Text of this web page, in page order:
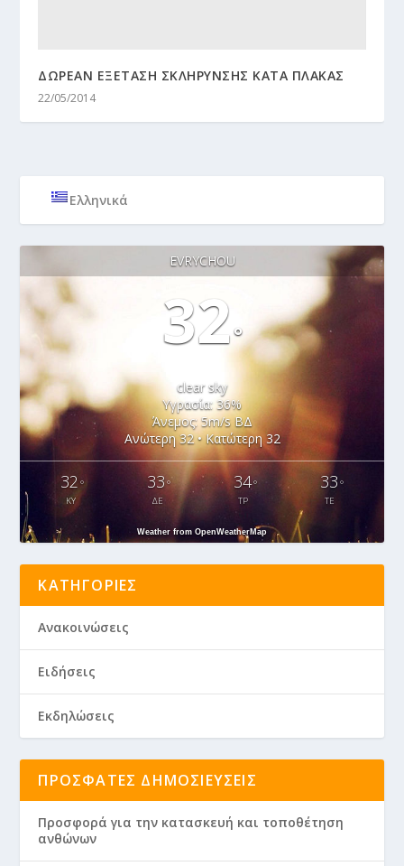
ΔΩΡΕΑΝ ΕΞΕΤΑΣΗ ΣΚΛΗΡΥΝΣΗΣ ΚΑΤΑ ΠΛΑΚΑΣ
22/05/2014
Ελληνικά
EVRYCHOU
32°
clear sky
Υγρασία: 36%
Άνεμος: 5m/s ΒΔ
Ανώτερη 32 • Κατώτερη 32
32 °
ΚΥ
33°
ΔΕ
34°
ΤΡ
33 °
ΤΕ
Weather from OpenWeatherMap
ΚΑΤΗΓΟΡΊΕΣ
Ανακοινώσεις
Ειδήσεις
Εκδηλώσεις
ΠΡΌΣΦΑΤΕΣ ΔΗΜΟΣΙΕΎΣΕΙΣ
Προσφορά για την κατασκευή και τοποθέτηση
ανθώνων